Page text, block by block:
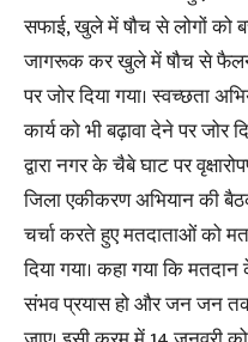
सफाई, खुले में षौच से लोगों को
जागरूक कर खुले में षौच से फैलने
पर जोर दिया गया। स्वच्छता
कार्य को भी बढ़ावा देने पर
द्वारा नगर के चैबे घाट पर
जिला एकीकरण अभियान की
चर्चा करते हुए मतदाताओं को
दिया गया। कहा गया कि
संभव प्रयास हो और जन जन